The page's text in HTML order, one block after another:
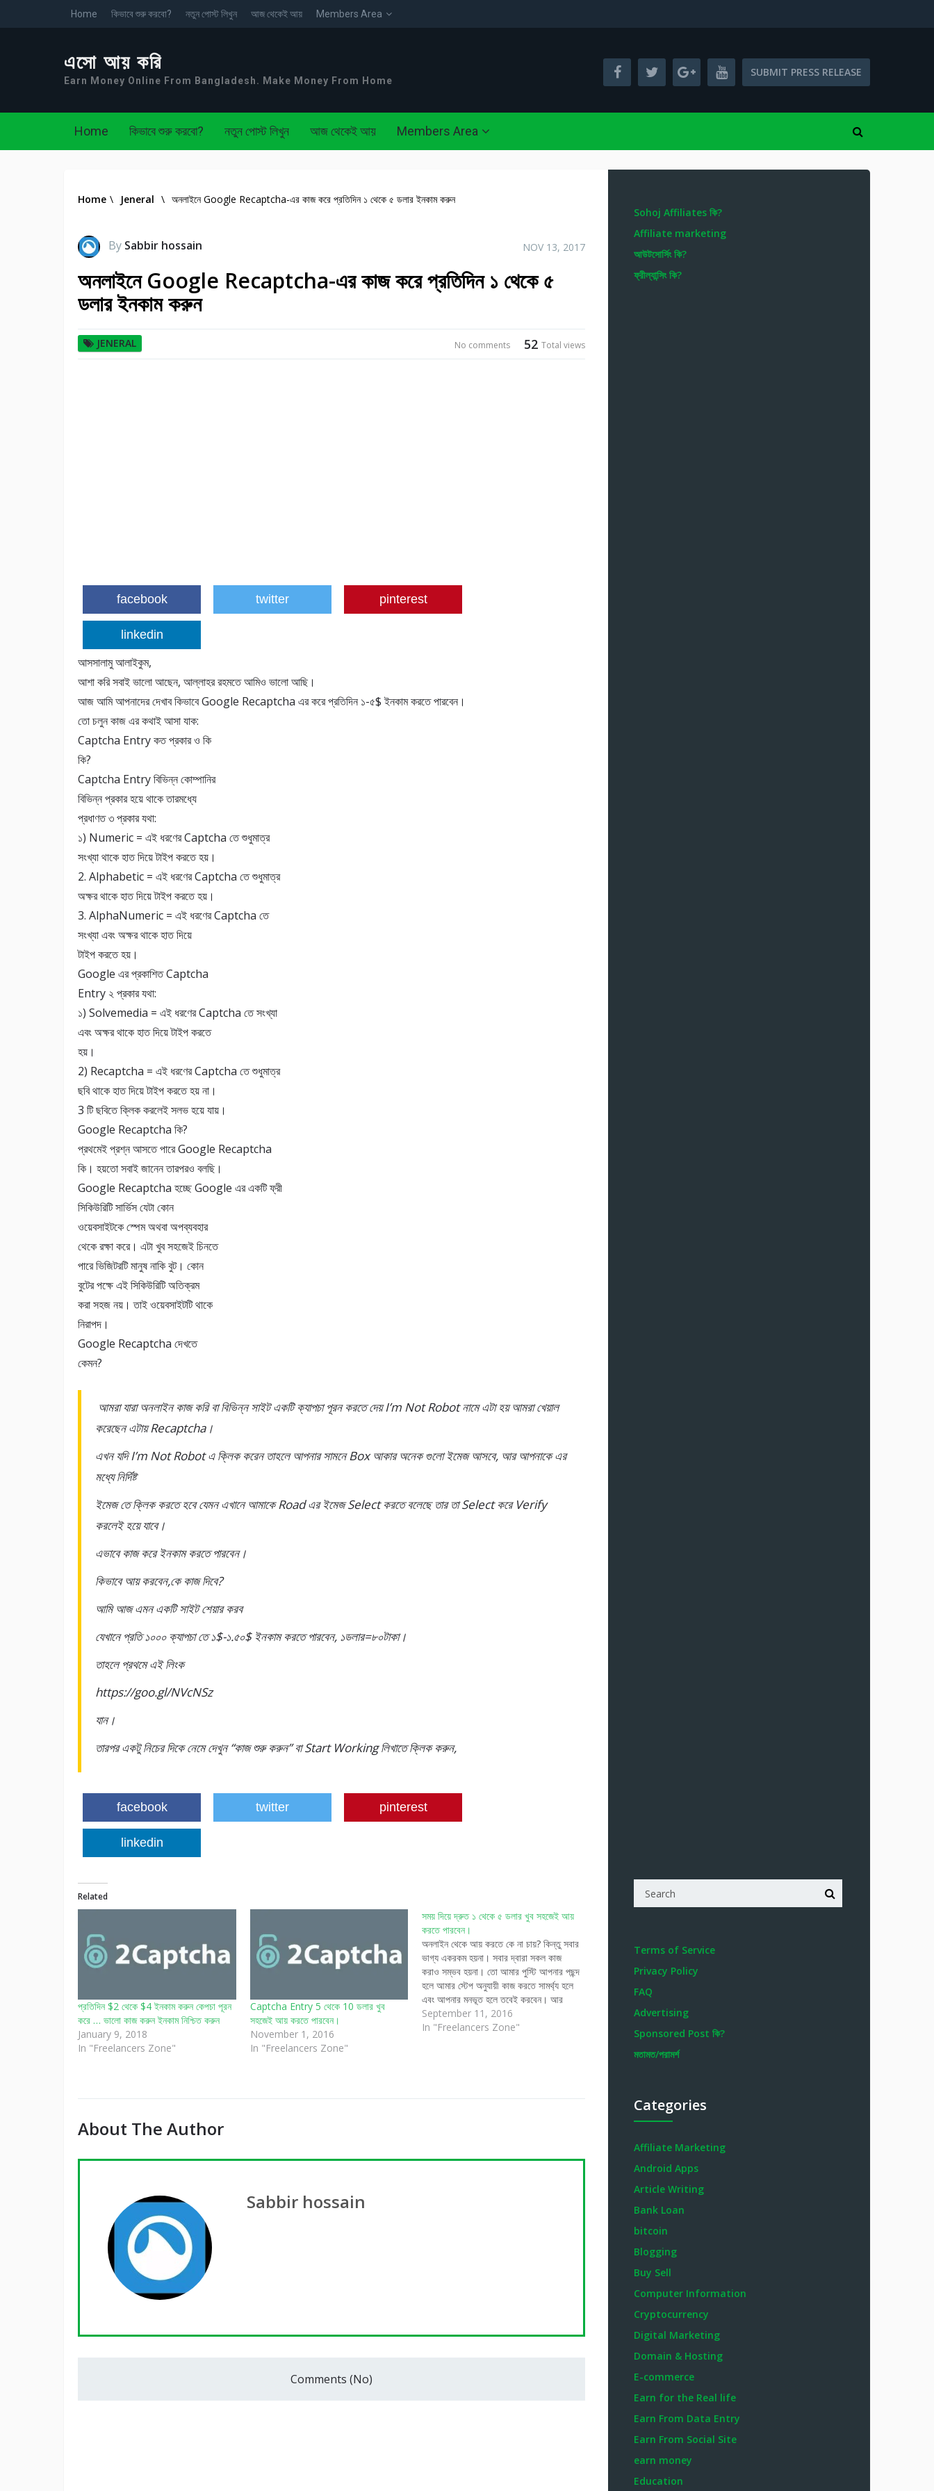
Home কিভাবে শুরু করবো? নতুন পোস্ট লিখুন আজ থেকেই আয় Members Area
এসো আয় করি
Earn Money Online From Bangladesh. Make Money From Home
SUBMIT PRESS RELEASE
Home কিভাবে শুরু করবো? নতুন পোস্ট লিখুন আজ থেকেই আয় Members Area
Home \ Jeneral \ অনলাইনে Google Recaptcha-এর কাজ করে প্রতিদিন ১ থেকে ৫ ডলার ইনকাম করুন
By Sabbir hossain NOV 13, 2017
অনলাইনে Google Recaptcha-এর কাজ করে প্রতিদিন ১ থেকে ৫
ডলার ইনকাম করুন
JENERAL 52 Total views
No comments
facebook twitter pinterest
linkedin
আসসালামু আলাইকুম,
আশা করি সবাই ভালো আছেন, আল্লাহর রহমতে আমিও ভালো আছি।
আজ আমি আপনাদের দেখাব কিভাবে Google Recaptcha এর করে প্রতিদিন ১-৫$ ইনকাম করতে পারবেন।
তো চলুন কাজ এর কথাই আসা যাক:
Captcha Entry কত প্রকার ও কি
কি?
Captcha Entry বিভিন্ন কোম্পানির
বিভিন্ন প্রকার হয়ে থাকে তারমধ্যে
প্রধাণত ৩ প্রকার যথা:
১) Numeric = এই ধরণের Captcha তে শুধুমাত্র
সংখ্যা থাকে হাত দিয়ে টাইপ করতে হয়।
2. Alphabetic = এই ধরণের Captcha তে শুধুমাত্র
অক্ষর থাকে হাত দিয়ে টাইপ করতে হয়।
3. AlphaNumeric = এই ধরণের Captcha তে
সংখ্যা এবং অক্ষর থাকে হাত দিয়ে
টাইপ করতে হয়।
Google এর প্রকাশিত Captcha
Entry ২ প্রকার যথা:
১) Solvemedia = এই ধরণের Captcha তে সংখ্যা
এবং অক্ষর থাকে হাত দিয়ে টাইপ করতে
হয়।
2) Recaptcha = এই ধরণের Captcha তে শুধুমাত্র
ছবি থাকে হাত দিয়ে টাইপ করতে হয় না।
3 টি ছবিতে ক্লিক করলেই সলভ হয়ে যায়।
Google Recaptcha কি?
প্রথমেই প্রশ্ন আসতে পারে Google Recaptcha
কি। হয়তো সবাই জানেন তারপরও বলছি।
Google Recaptcha হচ্ছে Google এর একটি ফ্রী
সিকিউরিটি সার্ভিস যেটা কোন
ওয়েবসাইটকে স্পেম অথবা অপব্যবহার
থেকে রক্ষা করে। এটা খুব সহজেই চিনতে
পারে ভিজিটরটি মানুষ নাকি বুট। কোন
বুটের পক্ষে এই সিকিউরিটি অতিক্রম
করা সহজ নয়। তাই ওয়েবসাইটটি থাকে
নিরাপদ।
Google Recaptcha দেখতে
কেমন?
আমরা যারা অনলাইন কাজ করি বা বিভিন্ন সাইট একটি ক্যাপচা পূরন করতে দেয় I’m Not Robot নামে এটা হয় আমরা খেয়াল
করেছেন এটায় Recaptcha।
এখন যদি I’m Not Robot এ ক্লিক করেন তাহলে আপনার সামনে Box আকার অনেক গুলো ইমেজ আসবে, আর আপনাকে এর
মধ্যে নির্দিষ্ট
ইমেজ তে ক্লিক করতে হবে যেমন এখানে আমাকে Road এর ইমেজ Select করতে বলেছে তার তা Select করে Verify
করলেই হয়ে যাবে।
এভাবে কাজ করে ইনকাম করতে পারবেন।
কিভাবে আয় করবেন,কে কাজ দিবে?
আমি আজ এমন একটি সাইট শেয়ার করব
যেখানে প্রতি ১০০০ ক্যাপচা তে ১$-১.৫০$ ইনকাম করতে পারবেন, ১ডলার=৮০টাকা।
তাহলে প্রথমে এই লিংক
https://goo.gl/NVcNSz
যান।
তারপর একটু নিচের দিকে নেমে দেখুন “কাজ শুরু করুন” বা Start Working লিখাতে ক্লিক করুন,
facebook twitter pinterest
linkedin
Related
প্রতিদিন $2 থেকে $4 ইনকাম করুন কেপচা পূরন
করে … ভালো কাজ করুন ইনকাম নিশ্চিত করুন
January 9, 2018
In "Freelancers Zone"
Captcha Entry 5 থেকে 10 ডলার খুব
সহজেই আয় করতে পারবেন।
November 1, 2016
In "Freelancers Zone"
সময় দিয়ে দ্রুত ১ থেকে ৫ ডলার খুব সহজেই আয়
করতে পারবেন।
অনলাইন থেকে আয় করতে কে না চায়? কিন্তু সবার
ভাগ্য একরকম হয়না। সবার দ্বারা সকল কাজ
করাও সম্ভব হয়না। তো আমার পুস্টি আপনার পছন্দ
হলে আমার স্টেপ অনুযায়ী কাজ করতে সামর্থ্য হলে
এবং আপনার মনভূত হলে তবেই করবেন। আর
আপনি যদি সফলভাবে করতে পারেনে এবং ভালো
আয় করতে পারেন তবে…
September 11, 2016
In "Freelancers Zone"
About The Author
Sabbir hossain
Comments (No)
Sohoj Affiliates কি?
Affiliate marketing
আউটসোর্সিং কি?
ফ্রীল্যান্সিং কি?
Terms of Service
Privacy Policy
FAQ
Advertising
Sponsored Post কি?
মতামত/পরামর্শ
Categories
Affiliate Marketing
Android Apps
Article Writing
Bank Loan
bitcoin
Blogging
Buy Sell
Computer Information
Cryptocurrency
Digital Marketing
Domain & Hosting
E-commerce
Earn for the Real life
Earn From Data Entry
Earn From Social Site
earn money
Education